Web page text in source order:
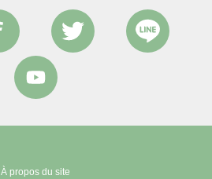
À propos du site